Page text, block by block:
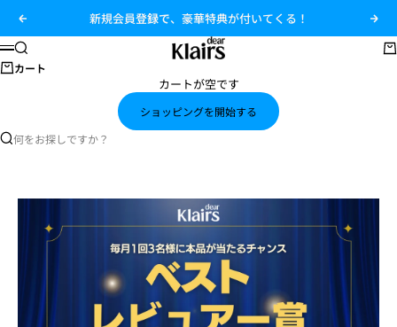
前へ
新規会員登録で、豪華特典が付いてくる！
次へ
dear Klairs（クレアス）公式オンラインシ
メニュー
検索
カート
カートが空です
ショッピングを開始する
何をお探しですか？